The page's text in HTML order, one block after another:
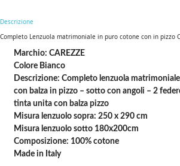
Descrizione
Completo Lenzuola matrimoniale in puro cotone con in pizzo
Marchio: CAREZZE
Colore Bianco
Descrizione: Completo lenzuola
con balza in pizzo – sotto con angoli – 2
tinta unita con balza pizzo
Misura lenzuolo sopra: 250 x 290 cm
Misura lenzuolo sotto 180x200cm
Composizione: 100% cotone
Made in Italy